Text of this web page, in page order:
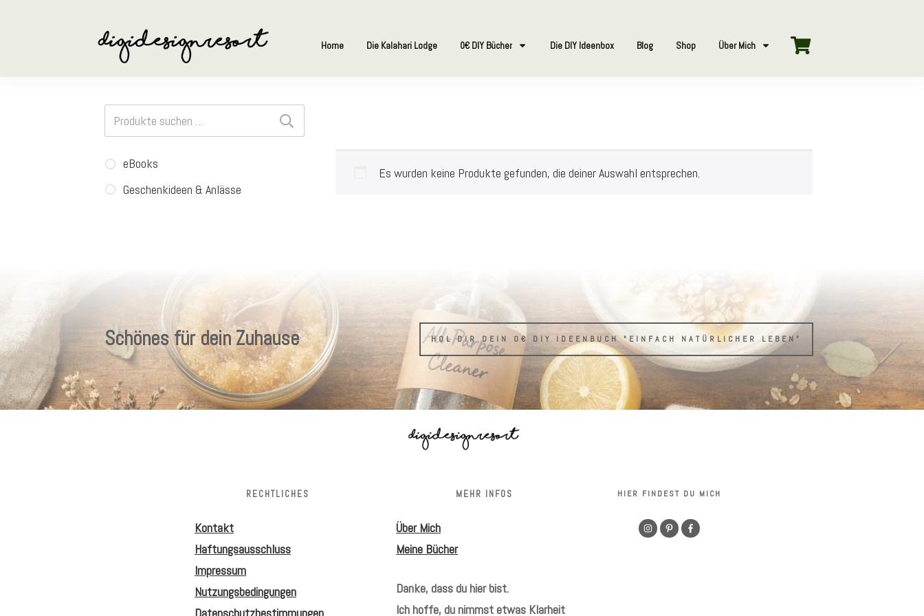
Home Die Kalahari Lodge 0€ DIY Bücher Die DIY Ideenbox Blog Shop Über Mich
Es wurden keine Produkte gefunden, die deiner Auswahl entsprechen.
Suchen
nach:
eBooks
Geschenkideen & Anlässe
Schönes für dein Zuhause HOL DIR DEIN 0€ DIY IDEENBUCH "EINFACH NATÜRLICHER LEBEN"
RECHTLICHES
Kontakt
Haftungsausschluss
Impressum
Nutzungsbedingungen
MEHR INFOS
Über Mich
Meine Bücher
Danke, dass du hier bist.
Ich hoffe, du nimmst etwas Klarheit
HIER FINDEST DU MICH